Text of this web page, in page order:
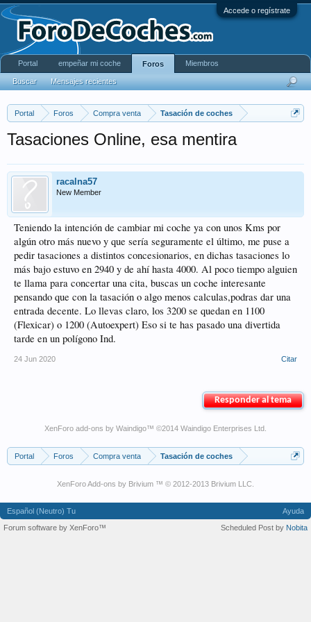
Accede o regístrate
Portal Foros Compra venta Tasación de coches
Tasaciones Online, esa mentira
racalna57
New Member
Teniendo la intención de cambiar mi coche ya con unos Kms por
algún otro más nuevo y que sería seguramente el último, me puse a
pedir tasaciones a distintos concesionarios, en dichas tasaciones lo
más bajo estuvo en 2940 y de ahí hasta 4000. Al poco tiempo alguien
te llama para concertar una cita, buscas un coche interesante
pensando que con la tasación o algo menos calculas,podras dar una
entrada decente. Lo llevas claro, los 3200 se quedan en 1100
(Flexicar) o 1200 (Autoexpert) Eso si te has pasado una divertida
tarde en un polígono Ind.
24 Jun 2020 Citar
Responder al tema
XenForo add-ons by Waindigo™ ©2014 Waindigo Enterprises Ltd
Portal Foros Compra venta Tasación de coches
XenForo Add-ons by Brivium ™ © 2012-2013 Brivium LLC.
Portal empeñar mi coche Foros
Buscar Mensajes recientes
Miembros
Español (Neutro) Tu
Ayuda
Forum software by XenForo™
Scheduled Post by Nobita